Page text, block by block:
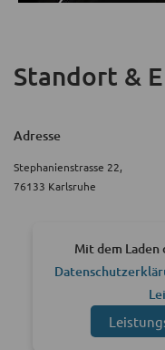
Standort &
Adresse
Stephanienstrasse 22,
76133 Karlsruhe
Mit dem